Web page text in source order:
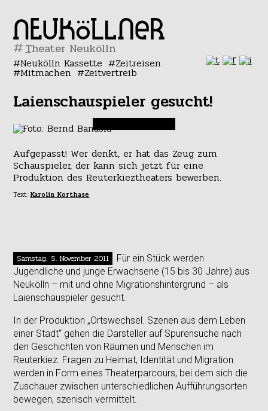
#
Neukölln Kassette Zeitreisen
Mitmachen Zeitvertreib
Laienschauspieler gesucht!
Aufgepasst! Wer denkt, er hat das Zeug zum
Schauspieler, der kann sich jetzt für eine
Produktion des Reuterkieztheaters bewerben.
Text: Karolin Korthase
Samstag, 5. November 2011
Für ein Stück werden
Jugendliche und junge Erwachsene (15 bis 30 Jahre) aus
Neukölln – mit und ohne Migrationshintergrund – als
Laienschauspieler gesucht.
In der Produktion „Ortswechsel. Szenen aus dem Leben
einer Stadt“ gehen die Darsteller auf Spurensuche nach
den Geschichten von Räumen und Menschen im
Reuterkiez. Fragen zu Heimat, Identität und Migration
werden in Form eines Theaterparcours, bei dem sich die
Zuschauer zwischen unterschiedlichen Aufführungsorten
bewegen, szenisch vermittelt.